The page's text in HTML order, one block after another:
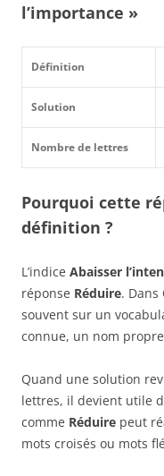
l’importance »
Définition
Solution
Nombre de lettres
Pourquoi cette
définition ?
L’indice Abaisser
réponse Réduire.
souvent sur un
connue, un nom
Quand une solution
lettres, il devient utile
comme Réduire peut
mots croisés ou mots